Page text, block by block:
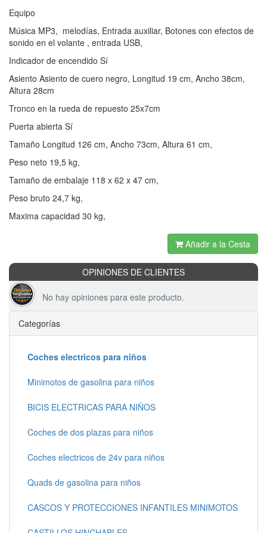
Equipo
Música MP3, melodías, Entrada auxiliar, Botones con efectos de
sonido en el volante , entrada USB,
Indicador de encendido Sí
Asiento Asiento de cuero negro, Longitud 19 cm, Ancho 38cm,
Altura 28cm
Tronco en la rueda de repuesto 25x7cm
Puerta abierta Sí
Tamaño Longitud 126 cm, Ancho 73cm, Altura 61 cm,
Peso neto 19,5 kg,
Tamaño de embalaje 118 x 62 x 47 cm,
Peso bruto 24,7 kg,
Maxima capacidad 30 kg,
Añadir a la Cesta
OPINIONES DE CLIENTES
No hay opiniones para este producto.
Categorías
Coches electricos para niños
Minimotos de gasolina para niños
BICIS ELECTRICAS PARA NIÑOS
Coches de dos plazas para niños
Coches electricos de 24v para niños
Quads de gasolina para niños
CASCOS Y PROTECCIONES INFANTILES MINIMOTOS